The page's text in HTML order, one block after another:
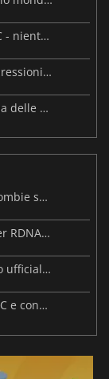
Rivelate le specifiche di Black Ops 7 per PC - niente early access
Call of Duty: Black Ops 7 la beta lascia impressioni positive
Call of Duty: Black Ops 7 offre un'anteprima delle sue mappe multiplayer
Sker Ritual porta la classica azione degli zombie su un'isola infestata
AMD aggiorna l'SDK FSR con il supporto per RDNA 3 e una tecnologia di rigenerazione dei raggi migliorata
Call of Duty: Modern Warfare 4 annunciato ufficialmente
Project Helix mira a unificare i giochi per PC e console sotto la nuova guida di Xbox